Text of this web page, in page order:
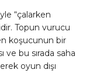
“çalarken
Topun vurucu
koşucunun bir
ve bu sırada saha
oyun dışı